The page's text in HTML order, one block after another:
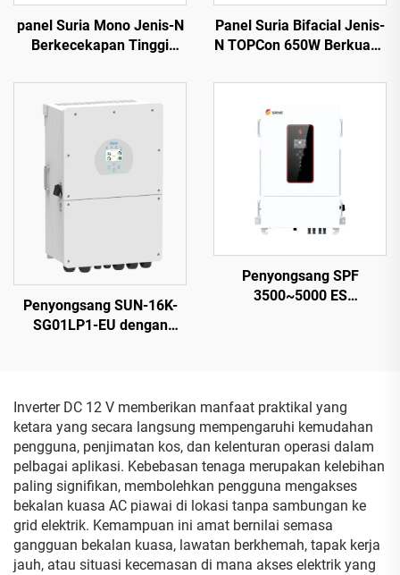
panel Suria Mono Jenis-N
Berkecekapan Tinggi
720-66M-T12,
Bersertifikat CE/TUV,
Jaminan Kualiti 15 Tahun
Panel Suria Bifacial Jenis-
N TOPCon 650W Berkuasa
Ultra-Cekap untuk Output
Penyongsang SUN-16K-
SG01LP1-EU dengan
Penyongsang SPF
3500~5000 ES
Inverter DC 12 V memberikan manfaat praktikal yang
ketara yang secara langsung mempengaruhi kemudahan
pengguna, penjimatan kos, dan kelenturan operasi dalam
pelbagai aplikasi. Kebebasan tenaga merupakan kelebihan
paling signifikan, membolehkan pengguna mengakses
bekalan kuasa AC piawai di lokasi tanpa sambungan ke
grid elektrik. Kemampuan ini amat bernilai semasa
gangguan bekalan kuasa, lawatan berkhemah, tapak kerja
jauh, atau situasi kecemasan di mana akses elektrik yang